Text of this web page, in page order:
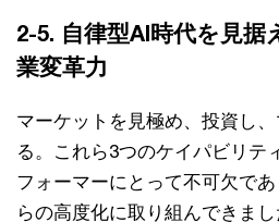
2-5. 自律型AI時代を見据
業変革力
マーケットを見極め、投資し
る。これら3つのケイパビリテ
フォーマーにとって不可欠で
らの高度化に取り組んできま